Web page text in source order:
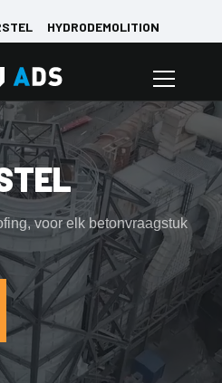
HYDRODEMOLITION
voor elk betonvraagstuk